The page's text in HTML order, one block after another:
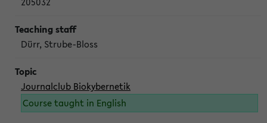
Dürr, Strube-Bloss
Journalclub Biokybernetik
Course taught in English